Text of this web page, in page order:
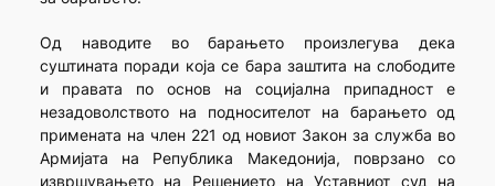
Од наводите во барањето произлегува дека
суштината поради која се бара заштита на слободите
и правата по основ на социјална припадност е
незадоволството на подносителот на барањето од
примената на член 221 од новиот Закон за служба во
Армијата на Република Македонија, поврзано со
извршувањето на Решението на Уставниот суд на